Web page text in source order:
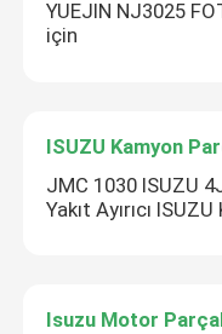
YUEJIN NJ3025
için
ISUZU Kamyon
JMC 1030 ISUZU
Yakıt Ayırıcı
Isuzu Motor